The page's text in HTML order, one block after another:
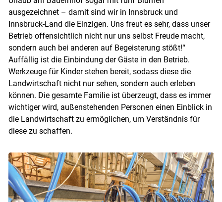
ausgezeichnet – damit sind wir in Innsbruck und
Innsbruck-Land die Einzigen. Uns freut es sehr, dass unser
Betrieb offensichtlich nicht nur uns selbst Freude macht,
sondern auch bei anderen auf Begeisterung stößt!“
Auffällig ist die Einbindung der Gäste in den Betrieb.
Werkzeuge für Kinder stehen bereit, sodass diese die
Landwirtschaft nicht nur sehen, sondern auch erleben
können. Die gesamte Familie ist überzeugt, dass es immer
wichtiger wird, außenstehenden Personen einen Einblick in
die Landwirtschaft zu ermöglichen, um Verständnis für
diese zu schaffen.